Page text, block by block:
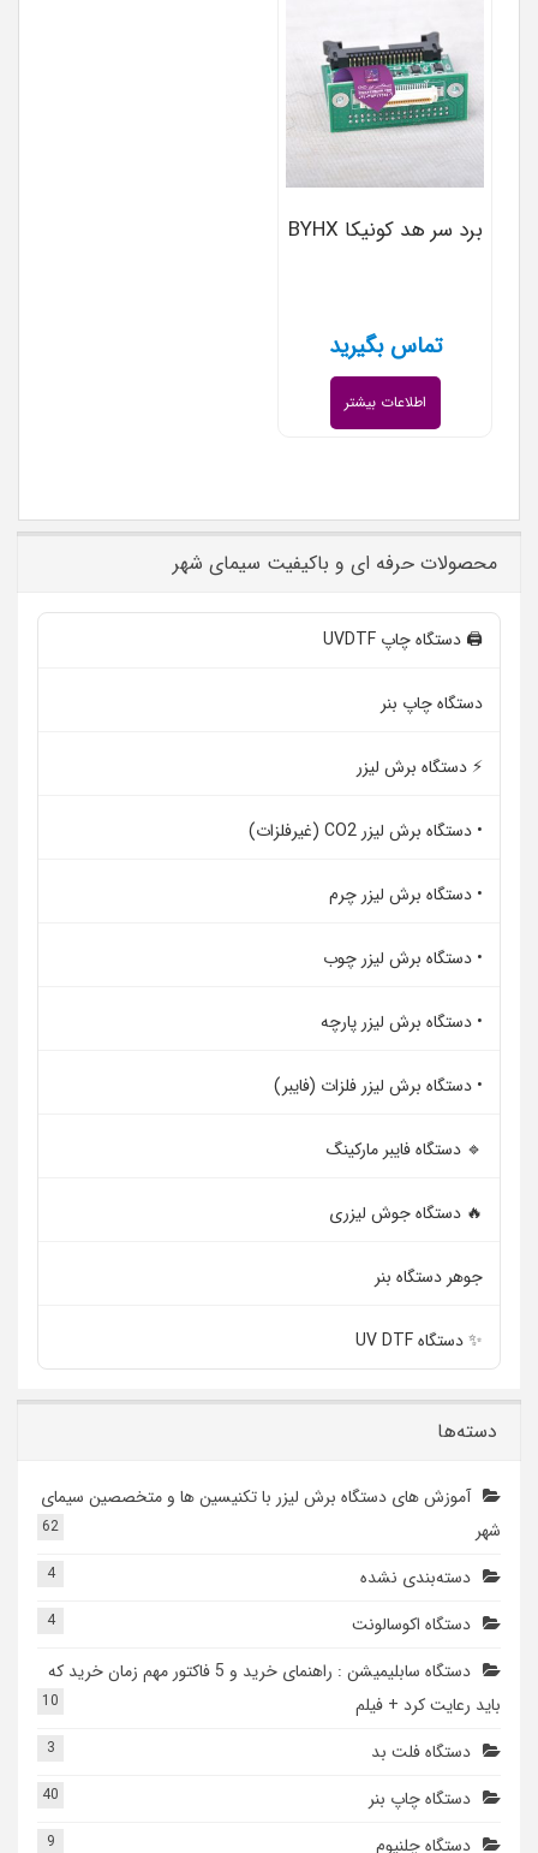
برد سر هد کونیکا BYHX
تماس بگیرید
اطلاعات بیشتر
محصولات حرفه ای و باکیفیت سیمای شهر
🖨️ دستگاه چاپ UVDTF
دستگاه چاپ بنر
⚡ دستگاه برش لیزر
• دستگاه برش لیزر CO2 (غیرفلزات)
• دستگاه برش لیزر چرم
• دستگاه برش لیزر چوب
• دستگاه برش لیزر پارچه
• دستگاه برش لیزر فلزات (فایبر)
🔹 دستگاه فایبر مارکینگ
🔥 دستگاه جوش لیزری
جوهر دستگاه بنر
✨ دستگاه UV DTF
دسته‌ها
آموزش های دستگاه برش لیزر با تکنیسین ها و متخصصین سیمای
شهر
62
دسته‌بندی نشده 4
دستگاه اکوسالونت 4
دستگاه سابلیمیشن : راهنمای خرید و 5 فاکتور مهم زمان خرید که
باید رعایت کرد + فیلم
10
دستگاه فلت بد 3
دستگاه چاپ بنر 40
دستگاه چلنیوم 9